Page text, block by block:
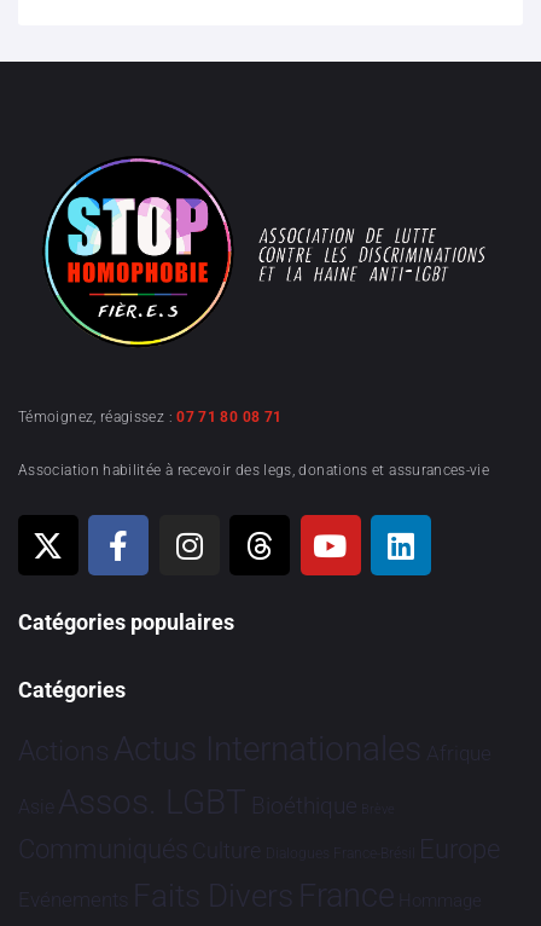
Témoignez, réagissez :07 71 80 08 71
Association habilitée à recevoir des legs, donations et assurances-vie
Catégories populaires
Catégories
Actions Actus Internationales Afrique
Asie Assos. LGBT Bioéthique Brève
Communiqués Culture Dialogues France-Brésil Europe
Evénements Faits Divers France Hommage